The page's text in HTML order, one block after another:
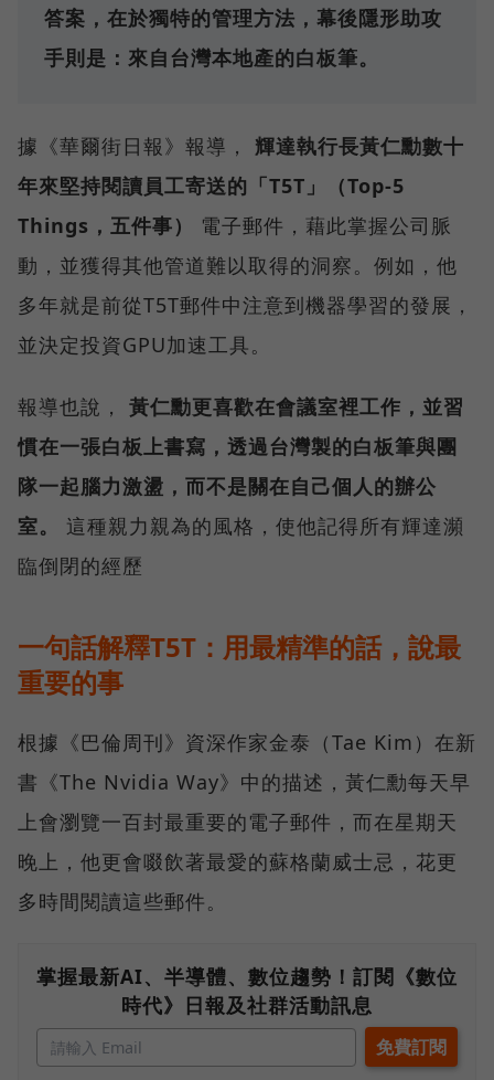
答案，在於獨特的管理方法，幕後隱形助攻
手則是：來自台灣本地產的白板筆。
據《華爾街日報》報導， 輝達執行長黃仁勳數十
年來堅持閱讀員工寄送的「T5T」（Top-5
Things，五件事）
電子郵件，藉此掌握公司脈
動，並獲得其他管道難以取得的洞察。例如，他
多年就是前從T5T郵件中注意到機器學習的發展，
並決定投資GPU加速工具。
報導也說， 黃仁勳更喜歡在會議室裡工作，並習
慣在一張白板上書寫，透過台灣製的白板筆與團
隊一起腦力激盪，而不是關在自己個人的辦公
室。
這種親力親為的風格，使他記得所有輝達瀕
臨倒閉的經歷
一句話解釋T5T：用最精準的話，說最
重要的事
根據《巴倫周刊》資深作家金泰（Tae Kim）在新
書《The Nvidia Way》中的描述，黃仁勳每天早
上會瀏覽一百封最重要的電子郵件，而在星期天
晚上，他更會啜飲著最愛的蘇格蘭威士忌，花更
多時間閱讀這些郵件。
掌握最新AI、半導體、數位趨勢！訂閱《數位
時代》日報及社群活動訊息